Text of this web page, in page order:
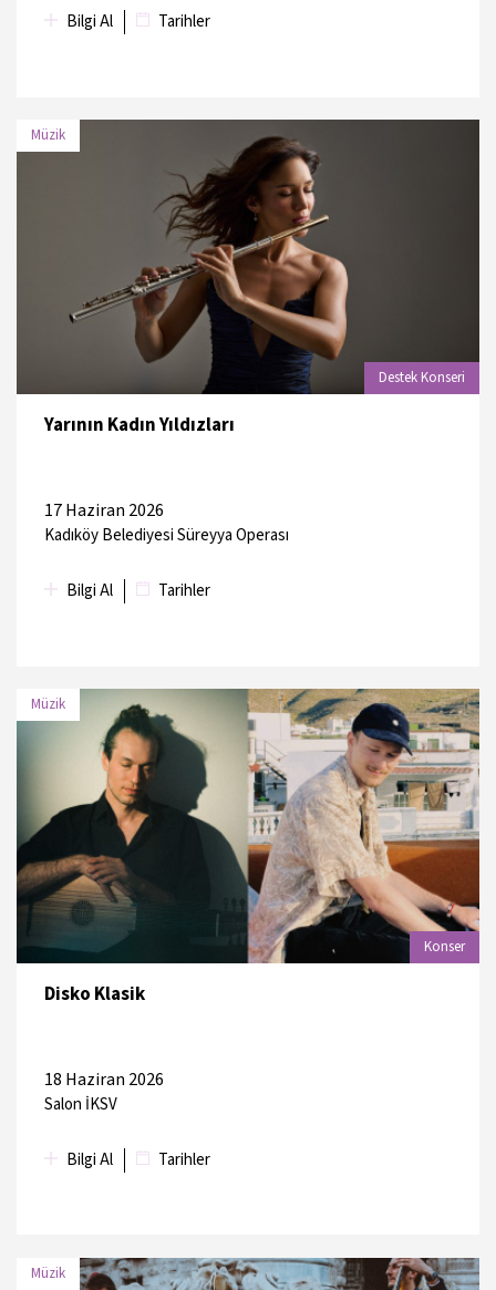
Bilgi Al Tarihler
Müzik
Destek Konseri
Yarının Kadın Yıldızları
17 Haziran 2026
Kadıköy Belediyesi Süreyya Operası
Bilgi Al Tarihler
MEKAN
18 Haziran 2026 Salon İKSV
Müzik
Konser
Disko Klasik
18 Haziran 2026
Salon İKSV
Bilgi Al Tarihler
MEKAN
19 Haziran
2026
İstanbul İtalya Başkonsolosluğu
Müzik